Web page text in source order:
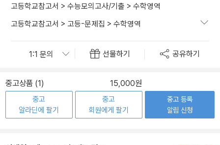
고등학교참고서 > 수능모의고사/기출 > 수학영역
고등학교참고서 > 고등-문제집 > 수학영역
선물하기 공유하기
중고상품 (1) 15,000원
중고
알라딘에 팔기
중고
회원에게 팔기
중고 등록
알림 신청